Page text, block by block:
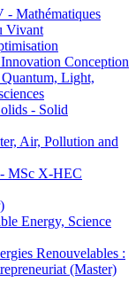
Mathématiques
Vivant
Conception
Light,
- Solid
Air, Pollution and
MSc X-HEC
Energy, Science
Renouvelables :
(Master)